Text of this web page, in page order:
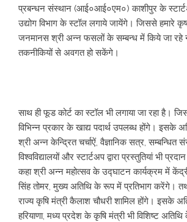
प्रबन्धन संस्थान (आई०आई०एम०) काशीपुर के
उद्योग विभाग के स्टॉल लगाये जायेंगे। जिससे हमारे
जनमानस श्री अन्न फसलों के सम्बन्ध में किये जा रहे
तकनीकियों से अवगत हो सकेंगे।
साथ ही फूड कोर्ट का स्टॉल भी लगाया जा रहा है।
विभिन्न प्रकार के खाद्य पदार्थ उपलब्ध होंगे। इसके
श्री अन्न केन्द्रित चर्चाऐं, वैज्ञानिक सत्र, सम्बन्धित
विश्वविद्यालयों और स्टार्टअप द्वारा प्रस्तुतियां भी
कहा श्री अन्न महोत्सव के उद्घाटन कार्यक्रम में
सिंह तोमर, मुख्य अतिथि के रूप में प्रतिभाग करेंगे।
राज्य कृषि मंत्री कैलाश चौधरी शामिल होंगे। इसके
हरियाणा, मध्य प्रदेश के कृषि मंत्री भी विशिष्ट